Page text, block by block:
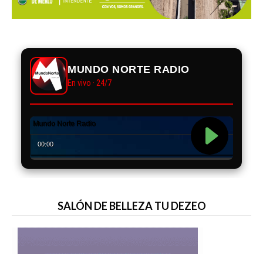
MUNDO NORTE RADIO
En vivo · 24/7
SALÓN DE BELLEZA TU DEZEO